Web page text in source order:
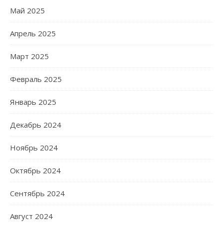
Май 2025
Апрель 2025
Март 2025
Февраль 2025
Январь 2025
Декабрь 2024
Ноябрь 2024
Октябрь 2024
Сентябрь 2024
Август 2024